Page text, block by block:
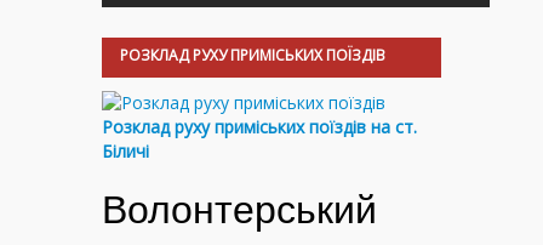
РОЗКЛАД РУХУ ПРИМІСЬКИХ ПОЇЗДІВ
Розклад руху приміських поїздів на ст.
Біличі